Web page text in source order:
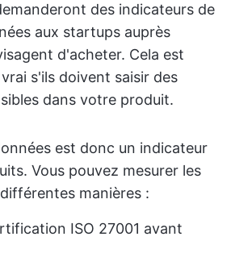
des indicateurs de
aux startups auprès
d'acheter. Cela est
s'ils doivent saisir des
dans votre produit.
est donc un indicateur
Vous pouvez mesurer les
manières :
ISO 27001 avant